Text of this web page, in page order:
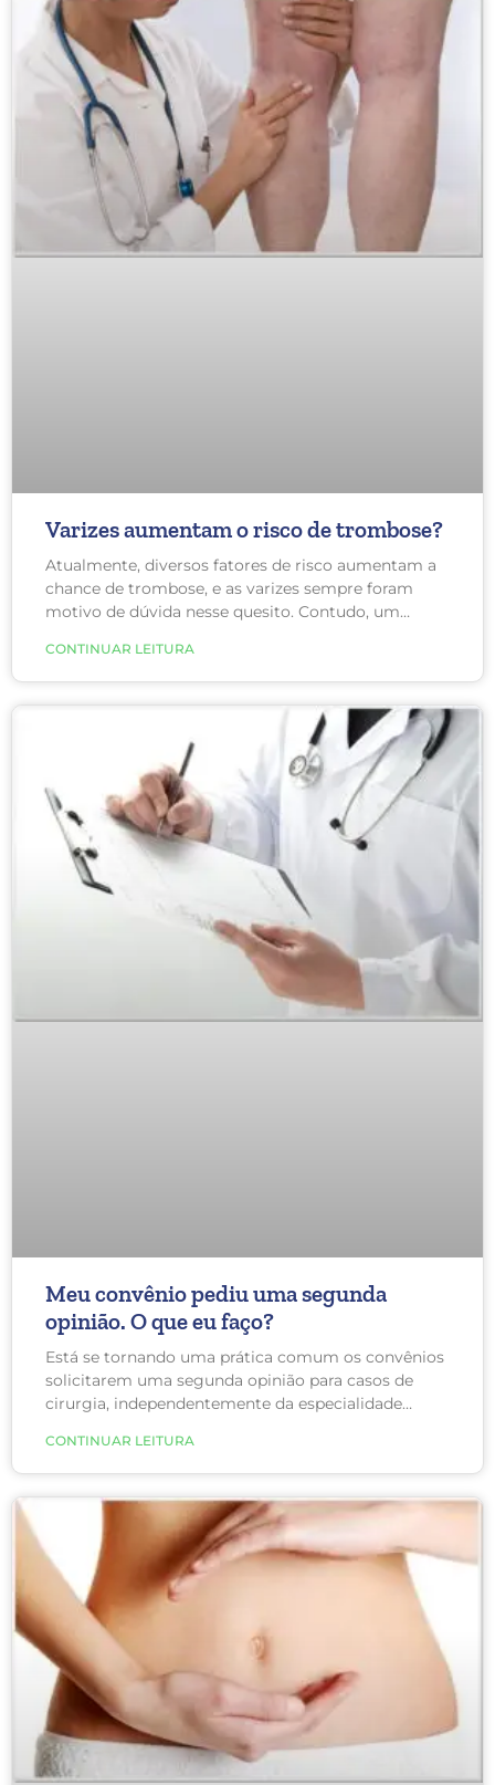
Varizes aumentam o risco de trombose?
Atualmente, diversos fatores de risco aumentam a
chance de trombose, e as varizes sempre foram
motivo de dúvida nesse quesito. Contudo, um
pessoas com uma média de idade de 54 anos entre
2001 e 2013, revelou a resposta para essa questão!
CONTINUAR LEITURA
Meu convênio pediu uma segunda
opinião. O que eu faço?
Está se tornando uma prática comum os convênios
solicitarem uma segunda opinião para casos de
cirurgia, independentemente da especialidade
envolvidos.
CONTINUAR LEITURA